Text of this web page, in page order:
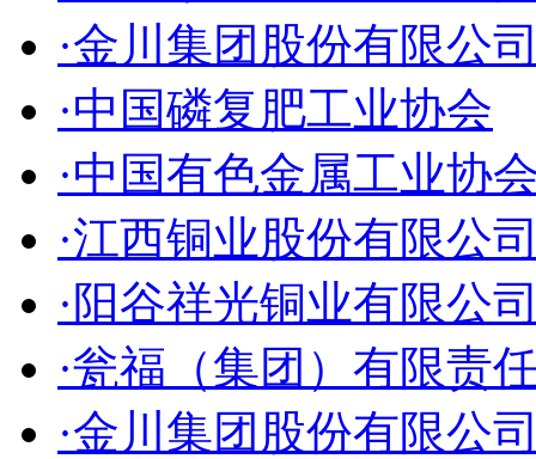
·金川集团股份有限公
·中国磷复肥工业协会
·中国有色金属工业协
·江西铜业股份有限公
·阳谷祥光铜业有限公
·瓮福（集团）有限责
·金川集团股份有限公